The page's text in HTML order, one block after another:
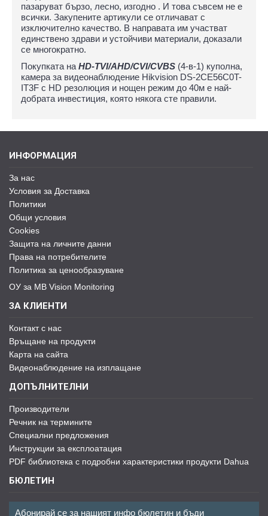
пазаруват бързо, лесно, изгодно . И това съвсем не е
всички. Закупените артикули се отличават с
изключително качество. В направата им участват
единствено здрави и устойчиви материали, доказали
се многократно.
Покупката на HD-TVI/AHD/CVI/CVBS (4-в-1) куполна,
камера за видеонаблюдение Hikvision DS-2CE56C0T-
IT3F с HD резолюция и нощен режим до 40м е най-
добрата инвестиция, която някога сте правили.
ИНФОРМАЦИЯ
За нас
Условия за Доставка
Политики
Общи условия
Cookies
Защита на личните данни
Права на потребителите
Политика за ценообразуване
ОУ за MB Vision Monitoring
ЗА КЛИЕНТИ
Контакт с нас
Връщане на продукти
Карта на сайта
Видеонаблюдение на изплащане
ДОПЪЛНИТЕЛНИ
Производители
Речник на термините
Специални предложения
Инструкции за експлоатация
PDF библиотека с подробни характеристики продукти Dahua
БЮЛЕТИН
Абонирай се за нашият инфо бюлетин и бъди